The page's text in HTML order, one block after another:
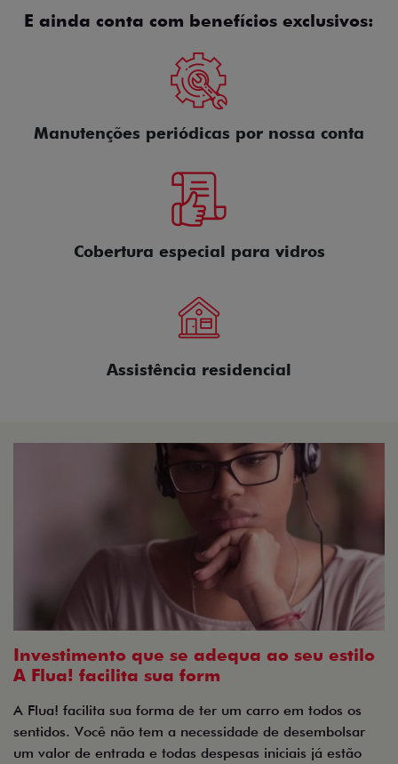
E ainda conta com benefícios exclusivos:
Manutenções periódicas por nossa conta
Cobertura especial para vidros
Assistência residencial
Investimento que se adequa ao seu estilo
A Flua! facilita sua form
A Flua! facilita sua forma de ter um carro em todos os
sentidos. Você não tem a necessidade de desembolsar
um valor de entrada e todas despesas iniciais já estão